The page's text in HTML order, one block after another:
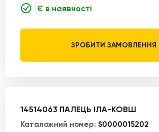
Є в наявності
ЗРОБИТИ ЗАМОВЛЕННЯ
14514063 ПАЛЕЦЬ ІЛА-КОВШ
Каталожний номер: S0000015202